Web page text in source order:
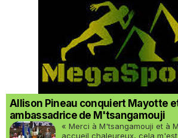
Allison Pineau conquiert Mayotte
ambassadrice de M'tsangamouji
« Merci à M'tsangamouji et à
accueil chaleureux, cela